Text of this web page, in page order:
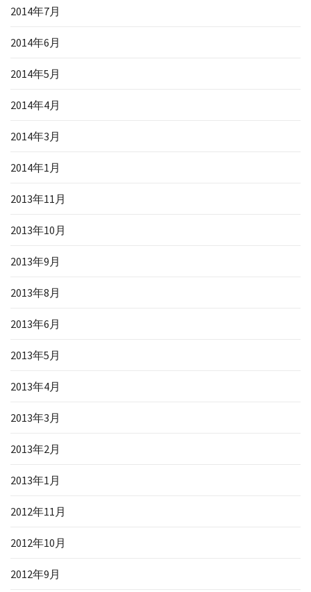
2014年7月
2014年6月
2014年5月
2014年4月
2014年3月
2014年1月
2013年11月
2013年10月
2013年9月
2013年8月
2013年6月
2013年5月
2013年4月
2013年3月
2013年2月
2013年1月
2012年11月
2012年10月
2012年9月